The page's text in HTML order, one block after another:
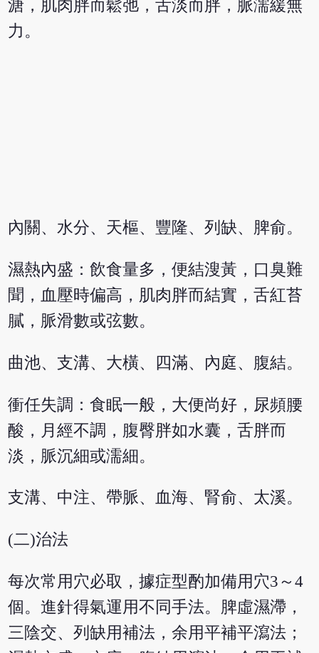
溏，肌肉胖而鬆弛，舌淡而胖，脈濡緩無
力。
內關、水分、天樞、豐隆、列缺、脾俞。
濕熱內盛：飲食量多，便結溲黃，口臭難
聞，血壓時偏高，肌肉胖而結實，舌紅苔
膩，脈滑數或弦數。
曲池、支溝、大橫、四滿、內庭、腹結。
衝任失調：食眠一般，大便尚好，尿頻腰
酸，月經不調，腹臀胖如水囊，舌胖而
淡，脈沉細或濡細。
支溝、中注、帶脈、血海、腎俞、太溪。
(二)治法
每次常用穴必取，據症型酌加備用穴3～4
個。進針得氣運用不同手法。脾虛濕滯，
三陰交、列缺用補法，余用平補平瀉法；